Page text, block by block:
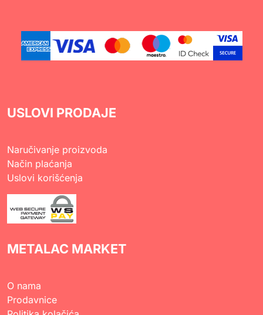
USLOVI PRODAJE
Naručivanje proizvoda
Način plaćanja
Uslovi korišćenja
METALAC MARKET
O nama
Prodavnice